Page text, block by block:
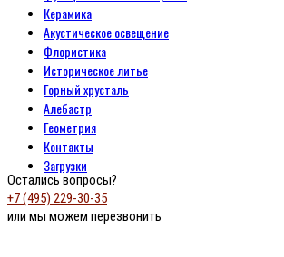
Керамика
Акустическое освещение
Флористика
Историческое литье
Горный хрусталь
Алебастр
Геометрия
Контакты
Загрузки
Остались вопросы?
+7 (495) 229-30-35
или мы можем перезвонить